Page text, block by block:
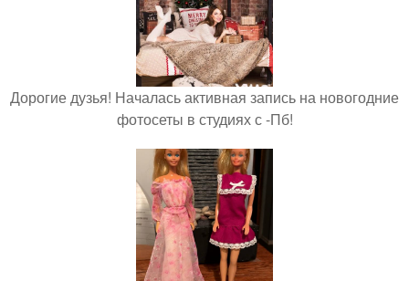
Дорогие дузья! Началась активная запись на новогодние
фотосеты в студиях с -Пб!